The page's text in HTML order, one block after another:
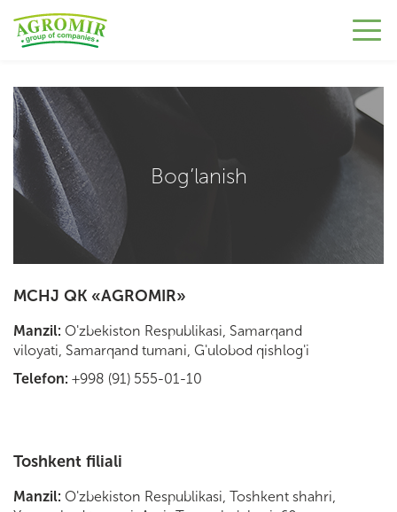
Bog’lanish
MCHJ QK «AGROMIR»
Manzil: O'zbekiston Respublikasi, Samarqand
viloyati, Samarqand tumani, G'ulobod qishlog'i
Telefon: +998 (91) 555-01-10
Toshkent filiali
Manzil: O'zbekiston Respublikasi, Toshkent shahri,